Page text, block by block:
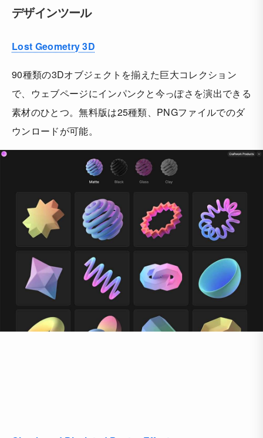
デザインツール
Lost Geometry 3D
90種類の3Dオブジェクトを揃えた巨大コレクション
で、ウェブページにインパンクと今っぽさを演出できる
素材のひとつ。無料版は25種類、PNGファイルでのダ
ウンロードが可能。